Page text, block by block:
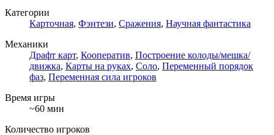
Категории
Карточная, Фэнтези, Сражения, Научная фантастика
Механики
Драфт карт, Кооператив, Построение колоды/мешка/
движка, Карты на руках, Соло, Переменный порядок
фаз, Переменная сила игроков
Время игры
~60 мин
Количество игроков